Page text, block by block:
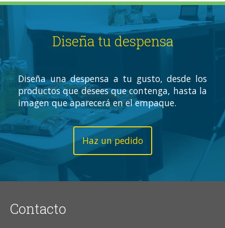
Diseña tu despensa
Diseña una despensa a tu gusto, desde los
productos que desees que contenga, hasta la
imagen que aparecerá en el empaque.
Haz un pedido
Contacto